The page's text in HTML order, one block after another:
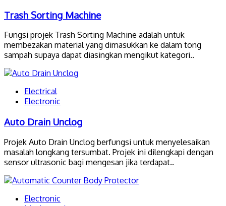
Trash Sorting Machine
Fungsi projek Trash Sorting Machine adalah untuk
membezakan material yang dimasukkan ke dalam tong
sampah supaya dapat diasingkan mengikut kategori..
Electrical
Electronic
Auto Drain Unclog
Projek Auto Drain Unclog berfungsi untuk menyelesaikan
masalah longkang tersumbat. Projek ini dilengkapi dengan
sensor ultrasonic bagi mengesan jika terdapat..
Electronic